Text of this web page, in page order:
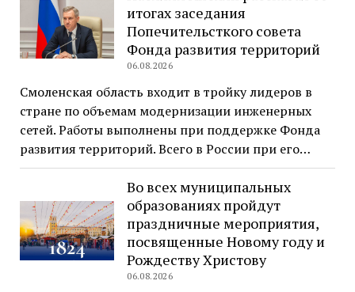
итогах заседания
Попечительсткого совета
Фонда развития территорий
06.08.2026
Смоленская область входит в тройку лидеров в
стране по объемам модернизации инженерных
сетей. Работы выполнены при поддержке Фонда
развития территорий. Всего в России при его…
Во всех муниципальных
образованиях пройдут
праздничные мероприятия,
посвященные Новому году и
Рождеству Христову
06.08.2026